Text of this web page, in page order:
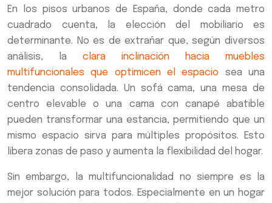
En los pisos urbanos de España, donde cada metro
cuadrado cuenta, la elección del mobiliario es
determinante. No es de extrañar que, según diversos
análisis, la clara inclinación hacia muebles
multifuncionales que optimicen el espacio sea una
tendencia consolidada. Un sofá cama, una mesa de
centro elevable o una cama con canapé abatible
pueden transformar una estancia, permitiendo que un
mismo espacio sirva para múltiples propósitos. Esto
libera zonas de paso y aumenta la flexibilidad del hogar.
Sin embargo, la multifuncionalidad no siempre es la
mejor solución para todos. Especialmente en un hogar